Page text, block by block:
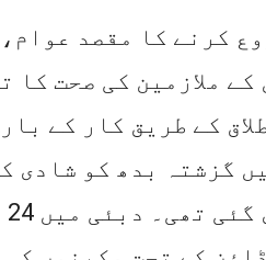
کرنے کا مقصد عوام،
ملازمین کی صحت کا
کے طریق کار کے
گزشتہ بدھ کو شادی
ساتھ طلاق پر بھی تاحکم پابندی عاید کردی گئی تھی۔ دبئی میں 24